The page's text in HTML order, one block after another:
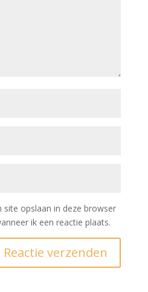
site opslaan in deze browser
ik een reactie plaats.